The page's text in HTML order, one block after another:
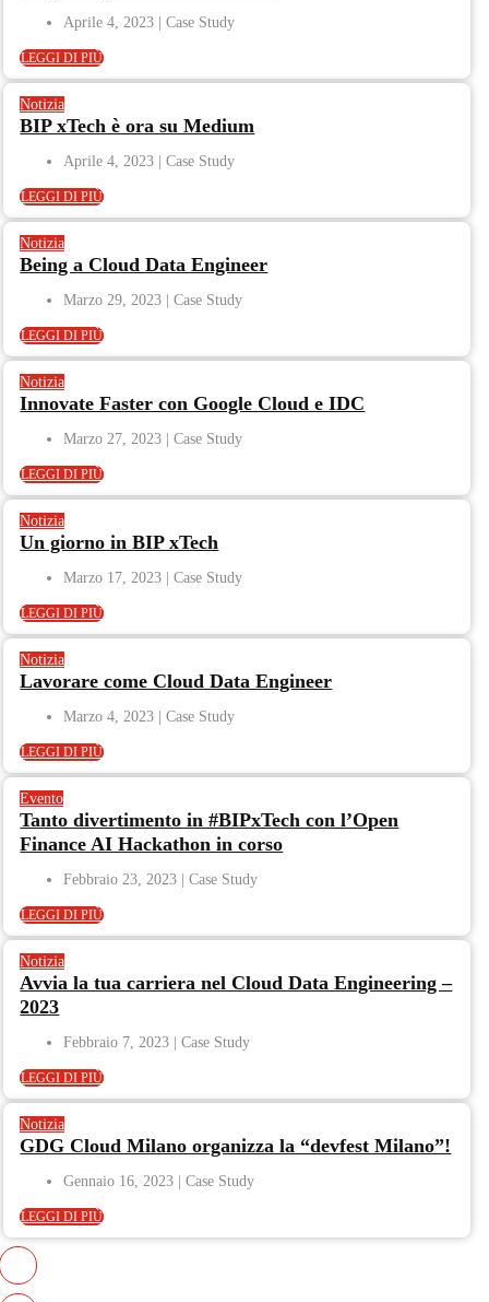
Aprile 4, 2023
LEGGI DI PIÙ
Notizia
BIP xTech è ora su Medium
Aprile 4, 2023
LEGGI DI PIÙ
Notizia
Being a Cloud Data Engineer
Marzo 29, 2023
LEGGI DI PIÙ
Notizia
Innovate Faster con Google Cloud e IDC
Marzo 27, 2023
LEGGI DI PIÙ
Notizia
Un giorno in BIP xTech
Marzo 17, 2023
LEGGI DI PIÙ
Notizia
Lavorare come Cloud Data Engineer
Marzo 4, 2023
LEGGI DI PIÙ
Evento
Tanto divertimento in #BIPxTech con l’Open
Finance AI Hackathon in corso
Febbraio 23, 2023
LEGGI DI PIÙ
Notizia
Avvia la tua carriera nel Cloud Data Engineering –
2023
Febbraio 7, 2023
LEGGI DI PIÙ
Notizia
GDG Cloud Milano organizza la “devfest Milano”!
Gennaio 16, 2023
LEGGI DI PIÙ